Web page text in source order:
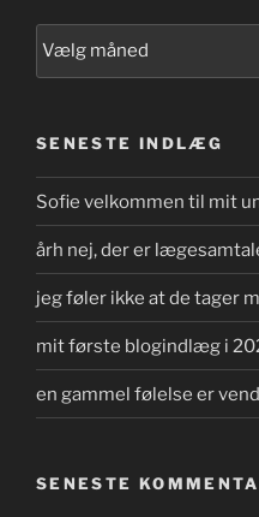
SENESTE INDLÆG
Sofie velkommen til mit
årh nej, der er
jeg føler ikke at de tager
mit første blogindlæg i
en gammel følelse er
SENESTE